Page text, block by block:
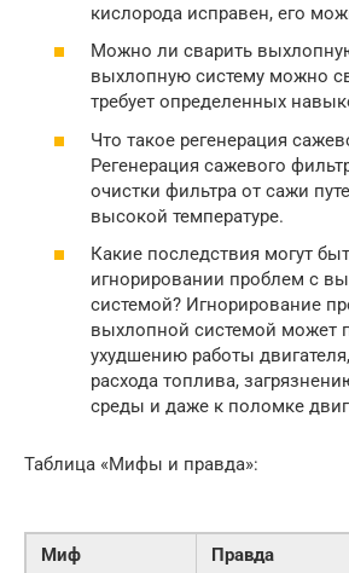
кислорода исправен, его
Можно ли сварить
выхлопную систему можно
требует определенных
Что такое регенерация
Регенерация сажевого
очистки фильтра от сажи
высокой температуре.
Какие последствия могут
игнорировании проблем с
системой? Игнорирование
выхлопной системой может
ухудшению работы
расхода топлива,
среды и даже к поломке
Таблица «Мифы и правда»:
Миф Правда